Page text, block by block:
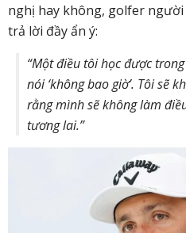
nghị hay không, golfer
trả lời đầy ẩn ý:
“Một điều tôi học được
nói ‘không bao giờ’. Tôi sẽ
rằng mình sẽ không làm
tương lai.”